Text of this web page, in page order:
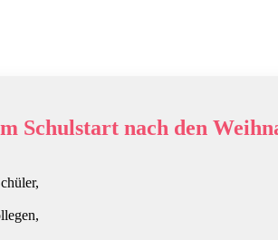
Schulstart nach den